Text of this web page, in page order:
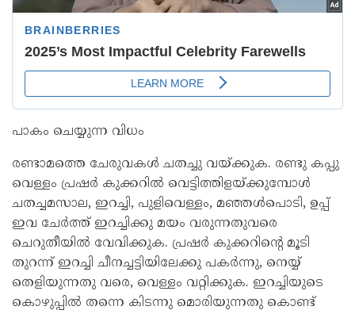
പാകം ചെയ്യുന്ന വിധം
രണ്ടാമത്തെ ചേരുവകള്‍ ചതച്ചു വയ്ക്കുക. രണ്ടു കപ്പു
വെള്ളം പ്രഷര്‍ കുക്കറില്‍ വെട്ടിത്തിളയ്ക്കുമ്പോള്‍
ചതച്ചമസാല, ഇറച്ചി, പുളിവെള്ളം, മഞ്ഞള്‍പൊടി, ഉപ്പ്
ഇവ ചേര്‍ത്ത് ഇറച്ചിക്കു മയം വരുന്നതുവരെ
ചെറുതീയില്‍ വേവിക്കുക. പ്രഷര്‍ കുക്കറിന്റെ മൂടി
തുറന്ന് ഇറച്ചി ചീനച്ചട്ടിയിലേക്കു പകര്‍ന്നു, നെയ്യ്
തെളിയുന്നതു വരെ, വെള്ളം വറ്റിക്കുക. ഇറച്ചിയുടെ
കൊഴുപ്പില്‍ തന്നെ കിടന്നു മൊരിയുന്നതു കൊണ്ട്